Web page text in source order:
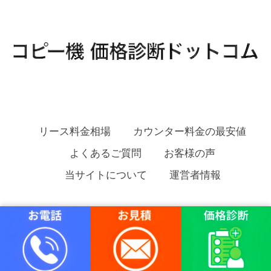
リース料金相場
カウンター料金の最安値
よくあるご質問
お客様の声
当サイトについて
運営者情報
コピー機 価格診断ドットコム Copyright
安く複合機をリースする